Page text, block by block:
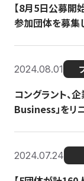
【8月5日公募開
参加団体を募集
2024.08.01
コングラント、
Business」をリ
2024.07.24